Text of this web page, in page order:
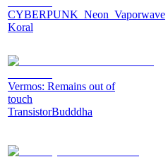
CYBERPUNK_Neon_Vaporwave
Koral
Vermos: Remains out of
touch
TransistorBudddha